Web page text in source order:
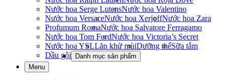
Nước hoa Serge LutensNước hoa Valentino
Nước hoa VersaceNước hoa XerjoffNước hoa Zara
Profumum RomaNước hoa Salvatore Ferragamo
Nước hoa Tom FordNước hoa Victoria’s Secret
Nước hoa YSLLăn khử mùiDưỡng thểSữa tắm
Dầu gội
Danh mục sản phẩm
Menu